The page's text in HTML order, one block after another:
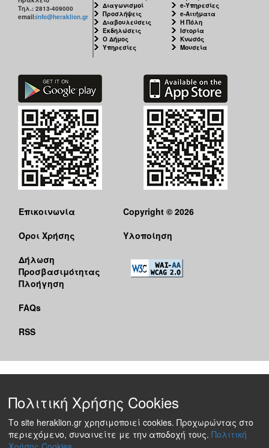
Τηλ.: 2813-409000
email:info@heraklion.gr
Διαγωνισμοί
Προσλήψεις
Διαβουλεύσεις
Εκδηλώσεις
Ο Δήμος
Υπηρεσίες
e-Υπηρεσίες
e-Αιτήματα
Η Πόλη
Ιστορία
Κνωσός
Μουσεία
Επικοινωνία
Όροι Χρήσης
Δήλωση
Προσβασιμότητας
Πλοήγηση
FAQs
RSS
Copyright © 2026
Υλοποίηση
Πολιτική Χρήσης Cookies
Το site heraklion.gr χρησιμοποιεί cookies. Προχωρώντας στο
περιεχόμενο, συναινείτε με την αποδοχή τους. Πολιτική